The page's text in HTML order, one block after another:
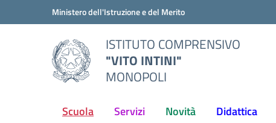
Vai ai contenuti
Vai al menu di navigazioneMinistero dell'Istruzione e del Merito
ISTITUTO COMPRENSIVO
"VITO INTINI"
MONOPOLI
Scuola Servizi Novità Didattica